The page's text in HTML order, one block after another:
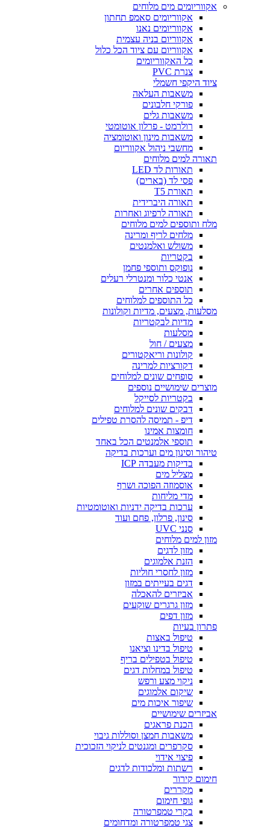
אקווריומים מים מלוחים
אקווריומים סאמפ תחתון
אקווריומים נאנו
אקווריום בניה עצמית
אקווריום עם ציוד הכל כלול
כל האקווריומים
צנרת PVC
ציוד היקפי חשמלי
משאבות העלאה
פורקי חלבונים
משאבות גלים
רולרמט - פרלון אוטומטי
משאבות מינון ואוטומציה
מחשבי ניהול אקווריום
תאורה למים מלוחים
תאורות לד LED
פסי לד (בארים)
תאורת T5
תאורה היברידית
תאורה לרפיוג ואחרות
מלח ותוספים למים מלוחים
מלחים לריף ומרינה
משולש ואלמנטים
בקטריות
נופוקס ותוספי פחמן
אנטי כלור ומנטרלי רעלים
תוספים אחרים
כל התוספים למלוחים
מסלעות, מצעים, מדיות וקולונות
מדיות לבקטריות
מסלעות
מצעים / חול
קולונות וריאקטורים
דקורציות למרינה
סופחים שונים למלוחים
מוצרים שימושיים נוספים
בקטריות לסייקל
דבקים שונים למלוחים
דיפ - תמיסה להסרת טפילים
חומצות אמינו
תוספי אלמנטים הכל באחד
טיהור וסינון מים וערכות בדיקה
בדיקות מעבדה ICP
מצליל מים
אוסמוזה הפוכה ושרף
מדי מליחות
ערכות בדיקה ידניות ואוטומטיות
סינון, פרלון, פחם ועוד
סנני UVC
מזון למים מלוחים
מזון לדגים
הזנת אלמוגים
מזון לחסרי חוליות
דגים בעייתים במזון
אביזרים להאכלה
מזון גרגרים שוקעים
מזון דפים
פתרון בעיות
טיפול באצות
טיפול בדינו וציאנו
טיפול בטפילים בריף
טיפול במחלות דגים
ניקוי מצע ורפש
שיקום אלמוגים
שיפור איכות מים
אביזרים שימושיים
הכנת פראגים
משאבות חמצן וסוללות גיבוי
סקרפרים ומגנטים לניקוי הזכוכית
פיצוי אידוי
רשתות ומלכודות לדגים
חימום קירור
מקררים
גופי חימום
בקרי טמפרטורה
צגי טמפרטורה ומדחומים